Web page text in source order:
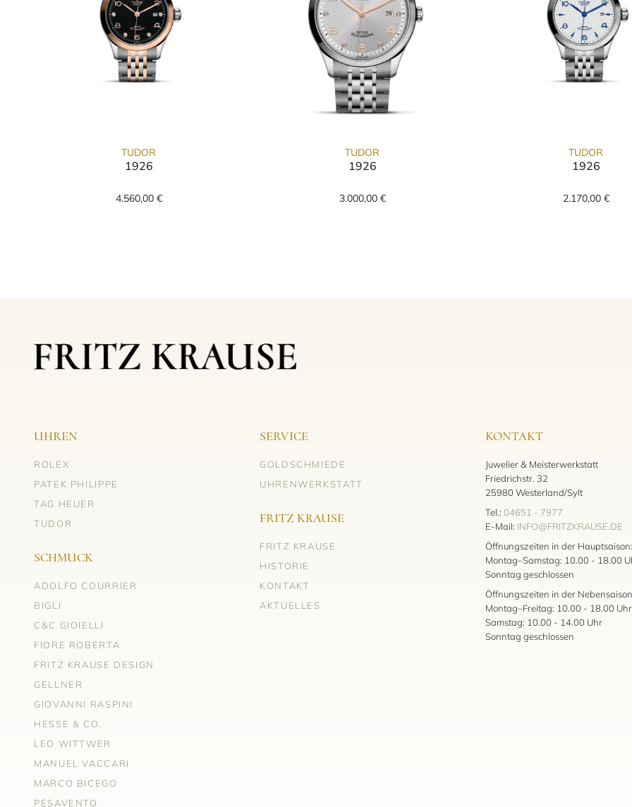
TUDOR
1926
4.560,00 €
TUDOR
1926
3.000,00 €
TUDOR
1926
2.170,00 €
UHREN
ROLEX
PATEK PHILIPPE
TAG HEUER
TUDOR
SCHMUCK
ADOLFO COURRIER
BIGLI
C&C GIOIELLI
FIORE ROBERTA
FRITZ KRAUSE DESIGN
GELLNER
GIOVANNI RASPINI
HESSE & CO.
LEO WITTWER
MANUEL VACCARI
MARCO BICEGO
PESAVENTO
SERVICE
GOLDSCHMIEDE
UHRENWERKSTATT
FRITZ KRAUSE
FRITZ KRAUSE
HISTORIE
KONTAKT
AKTUELLES
KONTAKT
Juwelier & Meisterwerkstatt
Friedrichstr. 32
25980 Westerland/Sylt
Tel.: 04651 - 7977
E-Mail: INFO@FRITZKRAUSE.DE
Öffnungszeiten in der Hauptsaison:
Montag–Samstag: 10.00 - 18.00
Sonntag geschlossen
Öffnungszeiten in der
Montag–Freitag: 10.00 - 18.00 Uhr
Samstag: 10.00 - 14.00 Uhr
Sonntag geschlossen